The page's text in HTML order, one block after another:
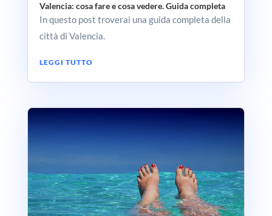
Valencia: cosa fare e cosa vedere. Guida completa
In questo post troverai una guida completa della
città di Valencia.
LEGGI TUTTO